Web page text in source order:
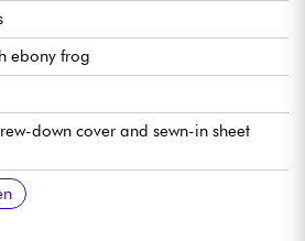
ebony frog
down cover and sewn-in sheet